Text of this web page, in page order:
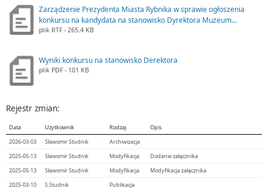
Zarządzenie Prezydenta Miasta Rybnika w sprawie ogłoszenia
konkursu na kandydata na stanowisko Dyrektora Muzeum...
plik RTF- 265.4 KB
Wyniki konkursu na stanowisko Derektora
plik PDF- 101 KB
Rejestr zmian:
Data Użytkownik Rodzaj
Opis
2026-03-03
Sławomir Studnik
Archiwizacja
2025-05-13
Sławomir Studnik Modyfikacja
Dodanie załącznika
2025-05-13
Sławomir Studnik Modyfikacja
Modyfikacja załącznika
2025-03-10
S.Studnik Publikacja